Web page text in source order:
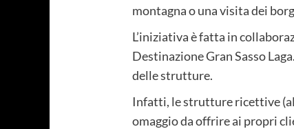
montagna o una visita dei
L’iniziativa è fatta in
Destinazione Gran Sasso
delle strutture.
Infatti, le strutture ricettive
omaggio da offrire ai propri